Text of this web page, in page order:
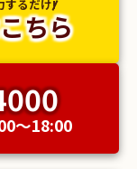
するだけ!
ちら
〜18:00